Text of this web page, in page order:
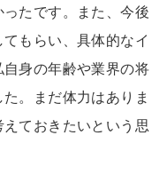
たです。また、今後
もらい、具体的なイ
自身の年齢や業界の将
。まだ体力はありま
ておきたいという思